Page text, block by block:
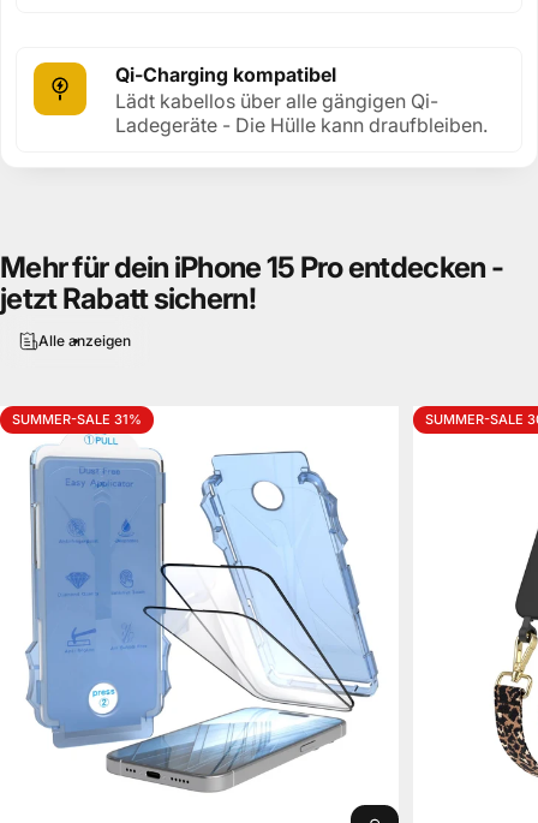
Qi-Charging kompatibel
Lädt kabellos über alle gängigen Qi-
Ladegeräte - Die Hülle kann draufbleiben.
Mehrfürdein iPhone15 Proentdecken -
jetztRabattsichern!
Alle anzeigen
SUMMER-SALE 31% SUMMER-SALE